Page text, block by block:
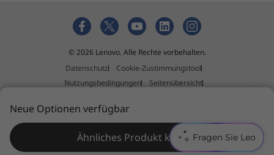
Fragen Sie Leo
© 2026 Lenovo. Alle Rechte vorbehalten.
Datenschutz
Cookie-Zustimmungstool
Nutzungsbedingungen
Seitenübersicht
Allgemeine Geschäftsbedingungen (AGB)
Neue Optionen verfügbar
Ähnliches Produkt kaufen